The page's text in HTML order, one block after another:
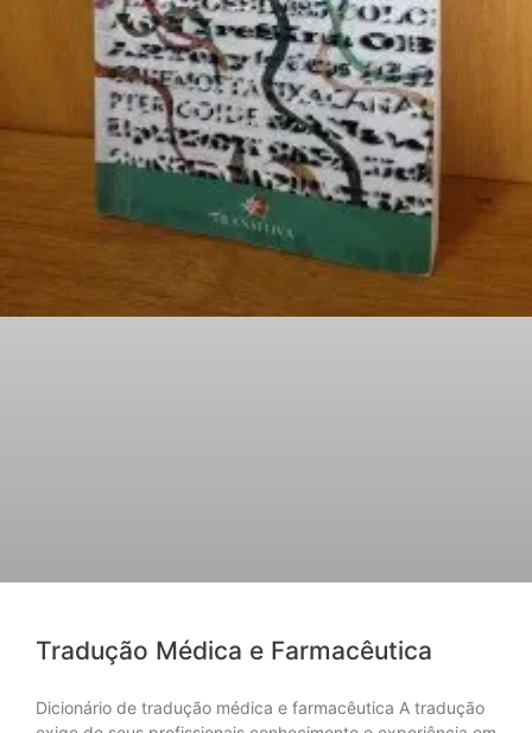
Tradução Médica e Farmacêutica
Dicionário de tradução médica e farmacêutica A tradução